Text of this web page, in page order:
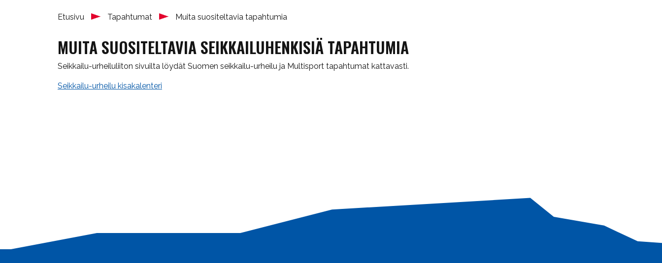
Etusivu Tapahtumat Muita suositeltavia tapahtumia
MUITA SUOSITELTAVIA SEIKKAILUHENKISIÄ TAPAHTUMIA
Seikkailu-urheiluliiton sivuilta löydät Suomen seikkailu-urheilu ja Multisport tapahtumat kattavasti.
Seikkailu-urheilu kisakalenteri